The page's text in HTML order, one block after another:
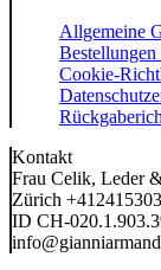
Allgemeine
Cookie-
Kontakt
Frau Celik, Leder
Zürich
ID CH-